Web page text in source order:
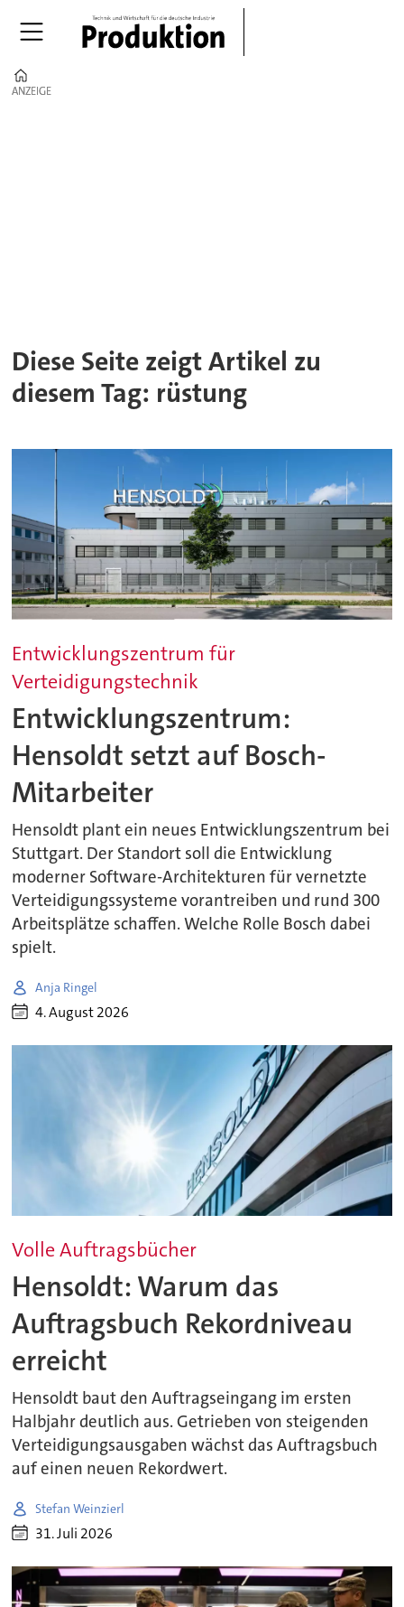
ANZEIGE
ANZEIGE
Diese Seite zeigt Artikel zu
diesem Tag: rüstung
Entwicklungszentrum für
Verteidigungstechnik
Entwicklungszentrum:
Hensoldt setzt auf Bosch-
Mitarbeiter
Hensoldt plant ein neues Entwicklungszentrum bei
Stuttgart. Der Standort soll die Entwicklung
moderner Software-Architekturen für vernetzte
Verteidigungssysteme vorantreiben und rund 300
Arbeitsplätze schaffen. Welche Rolle Bosch dabei
spielt.
Anja Ringel
4. August 2026
Volle Auftragsbücher
Hensoldt: Warum das
Auftragsbuch Rekordniveau
erreicht
Hensoldt baut den Auftragseingang im ersten
Halbjahr deutlich aus. Getrieben von steigenden
Verteidigungsausgaben wächst das Auftragsbuch
auf einen neuen Rekordwert.
Stefan Weinzierl
31. Juli 2026